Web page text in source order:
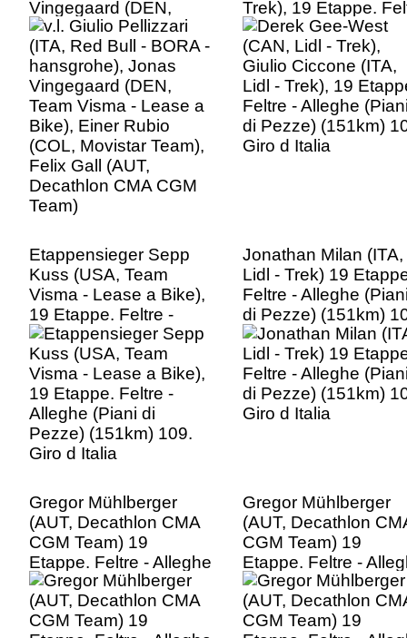
Vingegaard (DEN,
Team Visma - Lease a
Bike), Einer Rubio
(COL, Movistar Team),
Felix Gall (AUT,
Decathlon CMA CGM
Team)
Trek), 19 Etappe.
- Alleghe (Piani di
Pezze) (151km) 109.
Giro d Italia
Etappensieger Sepp
Kuss (USA, Team
Visma - Lease a Bike),
19 Etappe. Feltre -
Alleghe (Piani di
Pezze) (151km) 109.
Giro d Italia
Jonathan Milan (ITA,
Lidl - Trek) 19
Feltre - Alleghe
di Pezze) (151km)
Giro d Italia
Gregor Mühlberger
(AUT, Decathlon CMA
CGM Team) 19
Etappe. Feltre - Alleghe
(Piani di Pezze)
(151km) 109. Giro d
Italia
Gregor Mühlberger
(AUT, Decathlon
CGM Team) 19
Etappe. Feltre -
(Piani di Pezze)
(151km) 109. Giro d
Italia